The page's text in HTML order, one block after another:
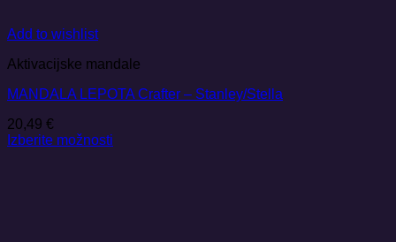
Add to wishlist
Aktivacijske mandale
MANDALA LEPOTA Crafter – Stanley/Stella
20,49 €
Izberite možnosti